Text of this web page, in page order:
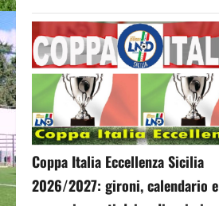
Coppa Italia Eccellenza Sicilia
2026/2027: gironi, calendario e